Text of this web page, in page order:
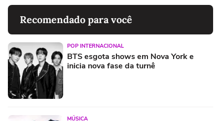
Recomendado para você
POP INTERNACIONAL
BTS esgota shows em Nova York e
inicia nova fase da turnê
MÚSICA